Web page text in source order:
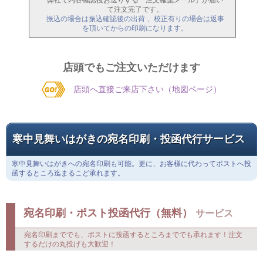
（確認画面）「この内容で注文する」で注文
自動返信メールが直ぐに届きます。
弊社で内容確認後お送りする「注文確認メール」が届い
振込の場合は振込確認後の出荷 、校正有りの場合は返事
店頭でもご注文いただけます
店頭へ直接ご来店下さい（地図ページ）
寒中見舞いはがきの宛名印刷・投函代行サービス
寒中見舞いはがきへの宛名印刷も可能。更に、お客様に代わってポストへ投
函するところ迄まるこど承れます。